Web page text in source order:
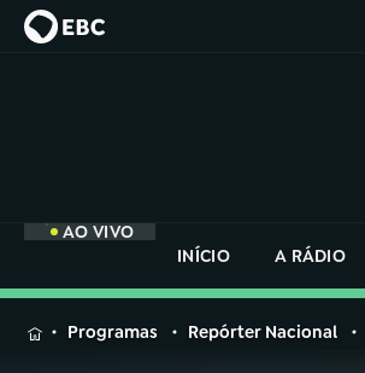
AO VIVO
INÍCIO
A RÁDIO
MENUProgramas Repórter Nacional